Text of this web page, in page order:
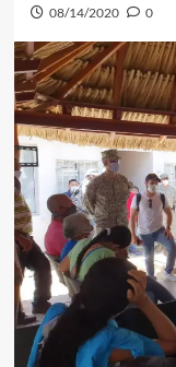
08/14/2020 0